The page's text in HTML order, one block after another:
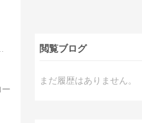
閲覧ブログ
まだ履歴はありません。